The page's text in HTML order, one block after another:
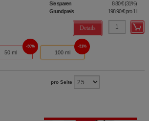
Sie sparen 8,80 €(31%)
Grundpreis
198,90 €pro 1 l
Details
50 ml
30%
100 ml
31%
pro Seite